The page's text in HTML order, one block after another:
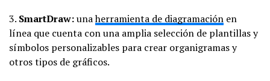
3. SmartDraw:unaherramienta de diagramación en
línea que cuenta con una amplia selección de plantillas y
símbolos personalizables para crear organigramas y
otros tipos de gráficos.